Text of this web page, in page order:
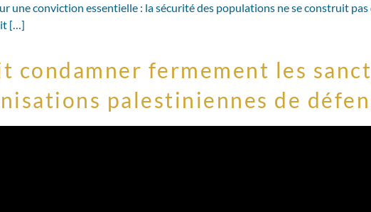
une conviction essentielle : la sécurité des populations ne se construit
[…]
condamner fermement les
palestiniennes de